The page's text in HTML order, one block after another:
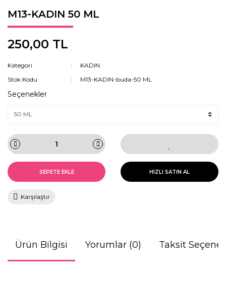
M13-KADIN 50 ML
250,00 TL
Kategori
KADIN
Stok Kodu
M13-KADIN-buda-50 ML
Seçenekler
SEPETE EKLE HIZLI SATIN AL
Karşılaştır
Ürün Bilgisi Yorumlar (0) Taksit